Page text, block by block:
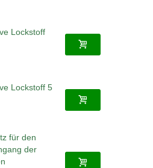
Lockstoff
Lockstoff 5
für den
der